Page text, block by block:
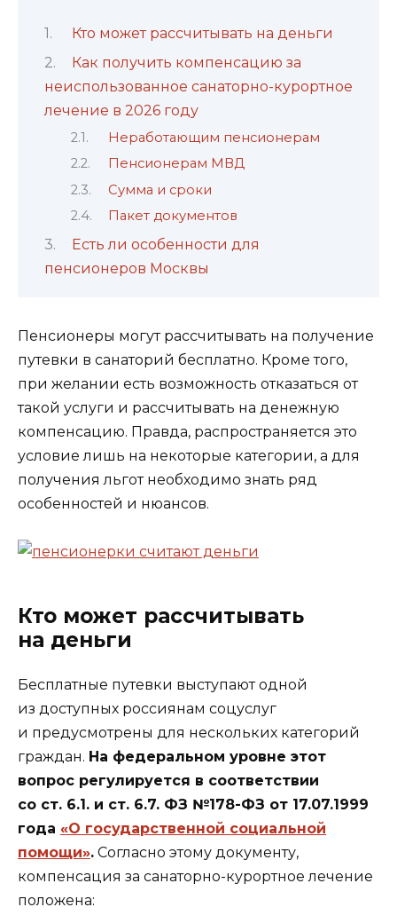
Кто может рассчитывать на деньги
Как получить компенсацию за
неиспользованное санаторно-курортное
лечение в 2026 году
Неработающим пенсионерам
Пенсионерам МВД
Сумма и сроки
Пакет документов
Есть ли особенности для
пенсионеров Москвы
Пенсионеры могут рассчитывать на получение
путевки в санаторий бесплатно. Кроме того,
при желании есть возможность отказаться от
такой услуги и рассчитывать на денежную
компенсацию. Правда, распространяется это
условие лишь на некоторые категории, а для
получения льгот необходимо знать ряд
особенностей и нюансов.
Кто может рассчитывать
на деньги
Бесплатные путевки выступают одной
из доступных россиянам соцуслуг
и предусмотрены для нескольких категорий
граждан. На федеральном уровне этот
вопрос регулируется в соответствии
со ст. 6.1. и ст. 6.7. ФЗ №178-ФЗ от 17.07.1999
года «О государственной социальной
помощи». Согласно этому документу,
компенсация за санаторно-курортное лечение
положена: